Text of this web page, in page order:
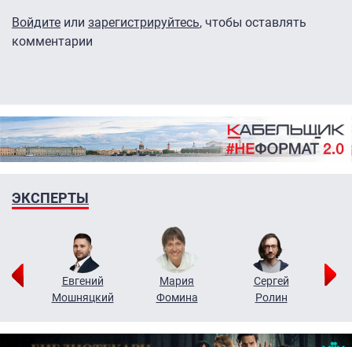
Войдите или зарегистрируйтесь, чтобы оставлять
комментарии
ЭКСПЕРТЫ
Евгений
Мошняцкий
Мария
Фомина
Сергей
Ролин